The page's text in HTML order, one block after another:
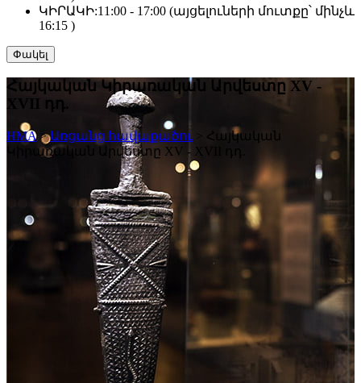
ԿԻՐԱԿԻ:11:00 - 17:00 (այցելուների մուտքը՝ մինչև
16:15 )
Փակել
Հայկական Կիրառական Արվեստը XV -
XVII դդ.
HMA>Առցանց հավաքածու
Հայկական
Կիրառական Արվեստը XV - XVII դդ.